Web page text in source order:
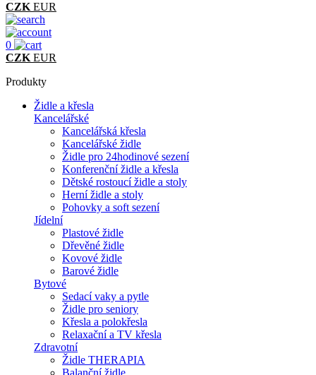
CZK EUR
0
CZK EUR
Produkty
Židle a křesla
Kancelářské
Kancelářská křesla
Kancelářské židle
Židle pro 24hodinové sezení
Konferenční židle a křesla
Dětské rostoucí židle a stoly
Herní židle a stoly
Pohovky a soft sezení
Jídelní
Plastové židle
Dřevěné židle
Kovové židle
Barové židle
Bytové
Sedací vaky a pytle
Židle pro seniory
Křesla a polokřesla
Relaxační a TV křesla
Zdravotní
Židle THERAPIA
Balanční židle